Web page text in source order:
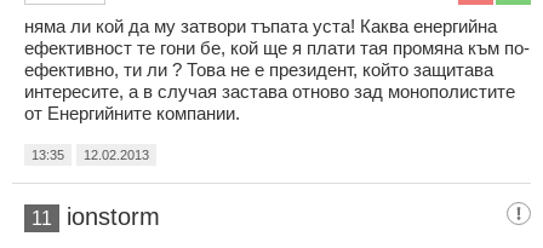
няма ли кой да му затвори тъпата уста! Каква енергийна
ефективност те гони бе, кой ще я плати тая промяна към по-
ефективно, ти ли ? Това не е президент, който защитава
интересите, а в случая застава отново зад монополистите
от Енергийните компании.
13:35 12.02.2013
11 ionstorm